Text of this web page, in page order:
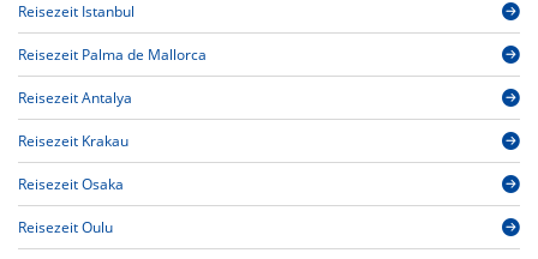
Reisezeit Istanbul
Reisezeit Palma de Mallorca
Reisezeit Antalya
Reisezeit Krakau
Reisezeit Osaka
Reisezeit Oulu